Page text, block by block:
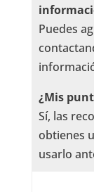
Puedes
¿Mis
Sí, las
obtienes
usarlo